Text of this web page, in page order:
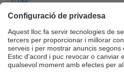
Desenvolupat amb
Mapa del lloc
Avís legal